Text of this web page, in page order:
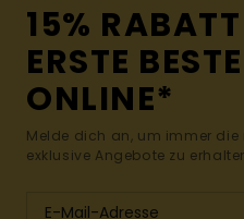
15%
ERSTE
ONLINE*
Melde dich an, um immer die
exklusive Angebote zu